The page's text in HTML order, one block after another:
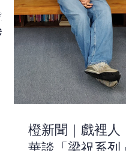
關
橙新聞｜戲裡人
華談「梁祝系列